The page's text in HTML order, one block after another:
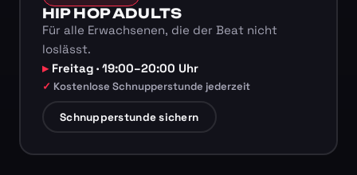
HIP HOP ADULTS
Für alle Erwachsenen, die der Beat nicht
loslässt.
Freitag · 19:00–20:00 Uhr
Kostenlose Schnupperstunde jederzeit
Schnupperstunde sichern